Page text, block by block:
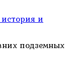
и
подземных